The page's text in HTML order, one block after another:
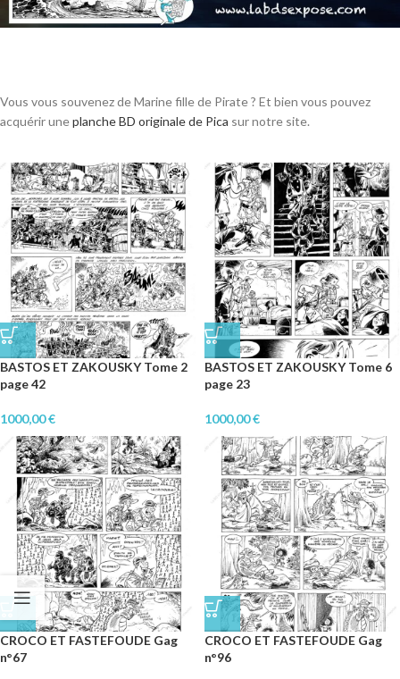
Vous vous souvenez de Marine fille de Pirate ? Et bien vous pouvez
acquérir uneplanche BD originale de Pica sur notre site.
BASTOS ET ZAKOUSKY Tome 2
page 42
1000,00€
BASTOS ET ZAKOUSKY Tome 6
page 23
1000,00€
CROCO ET FASTEFOUDE Gag
n°67
CROCO ET FASTEFOUDE Gag
n°96